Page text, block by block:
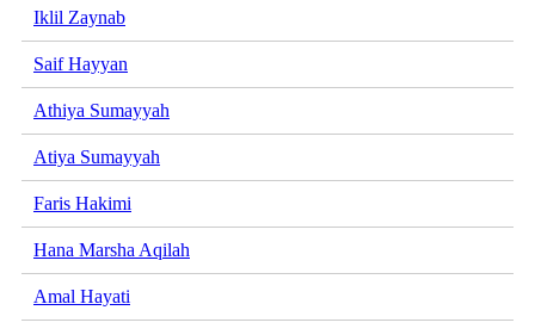
Iklil Zaynab
Saif Hayyan
Athiya Sumayyah
Atiya Sumayyah
Faris Hakimi
Hana Marsha Aqilah
Amal Hayati